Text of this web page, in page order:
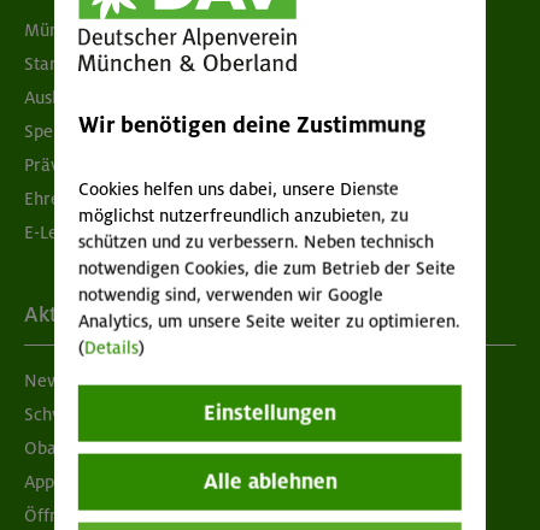
München & Oberland
Standorte
Ausbildung & Jobs
Spenden
Prävention sexualisierter Gewalt
Ehrenamtsbörse
E-Learning
Aktuelles
Newsletter
Schwarzes Brett
Obacht geben!
App "Mein DAV+"
Öffnungszeiten
Wir benötigen deine Zustimmung
Cookies helfen uns dabei, unsere Dienste
möglichst nutzerfreundlich anzubieten, zu
schützen und zu verbessern. Neben technisch
notwendigen Cookies, die zum Betrieb der Seite
notwendig sind, verwenden wir Google
Analytics, um unsere Seite weiter zu optimieren.
(Details)
Einstellungen
Alle ablehnen